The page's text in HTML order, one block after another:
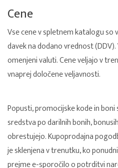
Cene
Vse cene v spletnem katalogu so
davek na dodano vrednost
omenjeni valuti. Cene veljajo v
vnaprej določene veljavnosti.
Popusti, promocijske kode in boni
sredstva po darilnih bonih,
obrestujejo. Kupoprodajna
je sklenjena v trenutku, ko
prejme e-sporočilo o potrditvi